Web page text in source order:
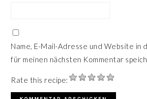
Name, E-Mail-Adresse und Website in
für meinen nächsten Kommentar
Rate this recipe: